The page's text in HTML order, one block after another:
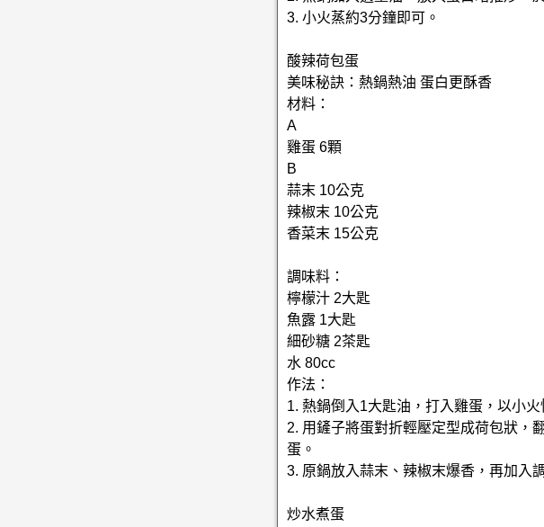
3. 小火蒸約3分鐘即可。
酸辣荷包蛋
美味秘訣：熱鍋熱油 蛋白更酥香
材料：
A
雞蛋 6顆
B
蒜末 10公克
辣椒末 10公克
香菜末 15公克
調味料：
檸檬汁 2大匙
魚露 1大匙
細砂糖 2茶匙
水 80cc
作法：
1. 熱鍋倒入1大匙油，打入雞蛋，以小
2. 用鏟子將蛋對折輕壓定型成荷包狀，
蛋。
3. 原鍋放入蒜末、辣椒末爆香，再加入
炒水煮蛋